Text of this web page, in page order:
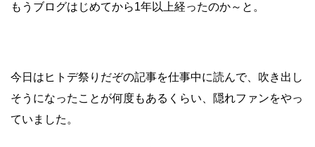
もうブログはじめてから1年以上経ったのか～と。
今日はヒトデ祭りだぞの記事を仕事中に読んで、吹き出し
そうになったことが何度もあるくらい、隠れファンをやっ
ていました。